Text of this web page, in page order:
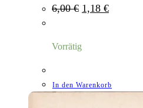
6,00€ Ursprünglicher
Preis
1,18 €Aktueller
Vorrätig
In den Warenkorb